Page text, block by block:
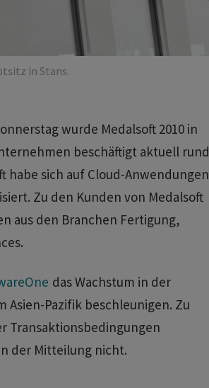
in Stans.
wurde Medalsoft 2010 in
beschäftigt aktuell rund
habe sich auf Cloud-Anwendungen
Zu den Kunden von Medalsoft
aus den Branchen Fertigung,
das Wachstum in der
Asien-Pazifik beschleunigen. Zu
Transaktionsbedingungen
der Mitteilung nicht.